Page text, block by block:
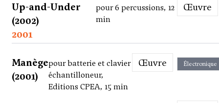
Up-and-Under
(2002)
pour 6 percussions, 12
min
Œuvre
2001
Manège
(2001)
pour batterie et clavier
échantilloneur,
Editions CPEA, 15 min
Œuvre Électronique